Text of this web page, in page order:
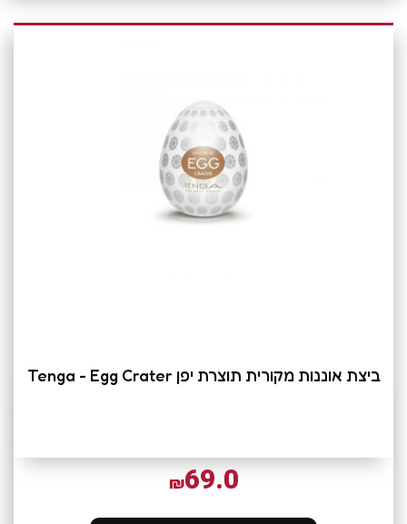
ביצת אוננות מקורית תוצרת יפן Tenga - Egg Crater
₪69.0